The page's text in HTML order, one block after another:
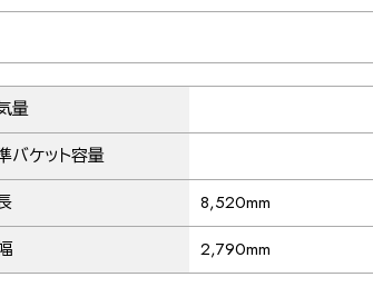
41
量
バケット容量
8,520mm
2,790mm